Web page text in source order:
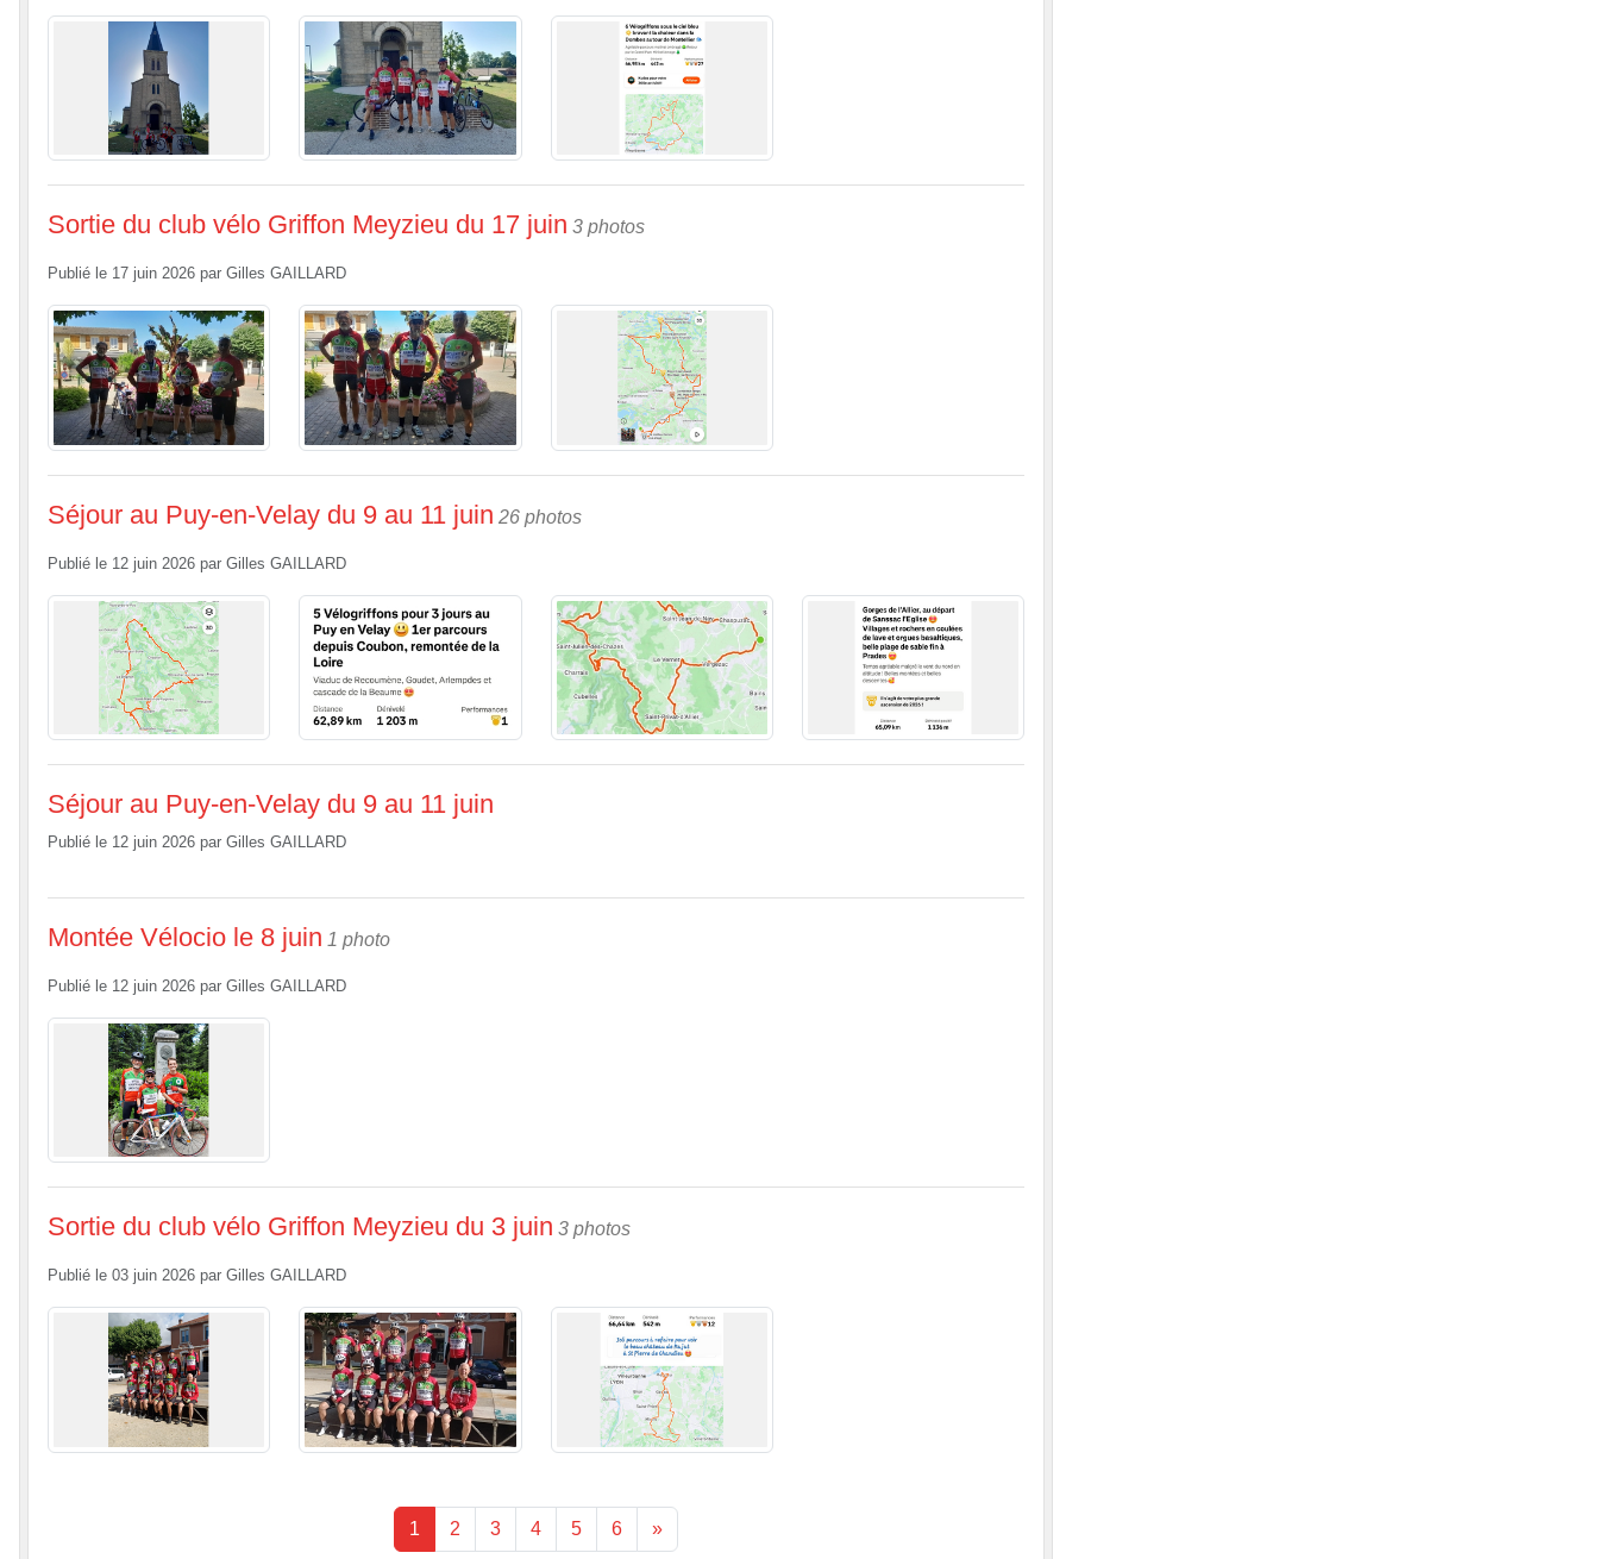
Sortie du club vélo Griffon Meyzieu du 17 juin 3 photos
Publié le 17 juin 2026 par Gilles GAILLARD
Séjour au Puy-en-Velay du 9 au 11 juin 26 photos
Publié le 12 juin 2026 par Gilles GAILLARD
Séjour au Puy-en-Velay du 9 au 11 juin
Publié le 12 juin 2026 par Gilles GAILLARD
Montée Vélocio le 8 juin 1 photo
Publié le 12 juin 2026 par Gilles GAILLARD
Sortie du club vélo Griffon Meyzieu du 3 juin 3 photos
Publié le 03 juin 2026 par Gilles GAILLARD
1 2 3 4 5 6 »